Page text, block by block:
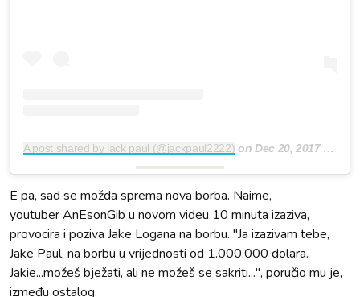
A post shared by jack paul (@jackpaul2222) on Dec 20, 2017 at 1:27pm PST
E pa, sad se možda sprema nova borba. Naime,
youtuber AnEsonGib u novom videu 10 minuta izaziva,
provocira i poziva Jake Logana na borbu. "Ja izazivam tebe,
Jake Paul, na borbu u vrijednosti od 1.000.000 dolara.
Jakie...možeš bježati, ali ne možeš se sakriti...", poručio mu je,
između ostalog.